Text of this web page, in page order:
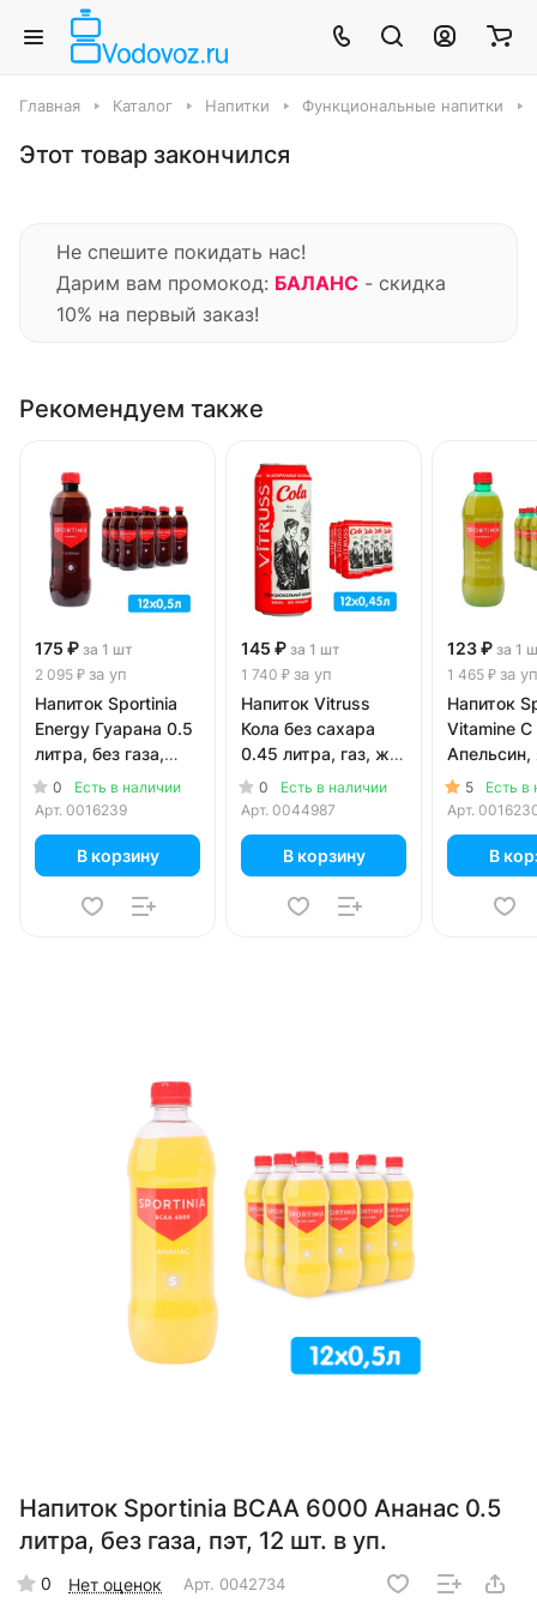
Главная Каталог Напитки Функциональные напитки
Этот товар закончился
Не спешите покидать нас!
Дарим вам промокод: БАЛАНС - скидка
10% на первый заказ!
Рекомендуем также
175 ₽ за 1 шт
2 095 ₽ за уп
Напиток Sportinia
Energy Гуарана 0.5
литра, без газа,
пэт, 12 шт. в уп.
0
Есть в наличии
Арт. 0016239
В корзину
145 ₽ за 1 шт
1 740 ₽ за уп
Напиток Vitruss
Кола без сахара
0.45 литра, газ, ж/
б, 12 шт. в уп.
0
Есть в наличии
Арт. 0044987
В корзину
123 ₽ за 1
1 465 ₽ за уп
Напиток
Vitamine C
Апельсин,
груша 0.5
без газа,
5
Есть в
Арт.
В
Напиток Sportinia ВСАА 6000 Ананас 0.5
литра, без газа, пэт, 12 шт. в уп.
0 Нет оценок Арт. 0042734